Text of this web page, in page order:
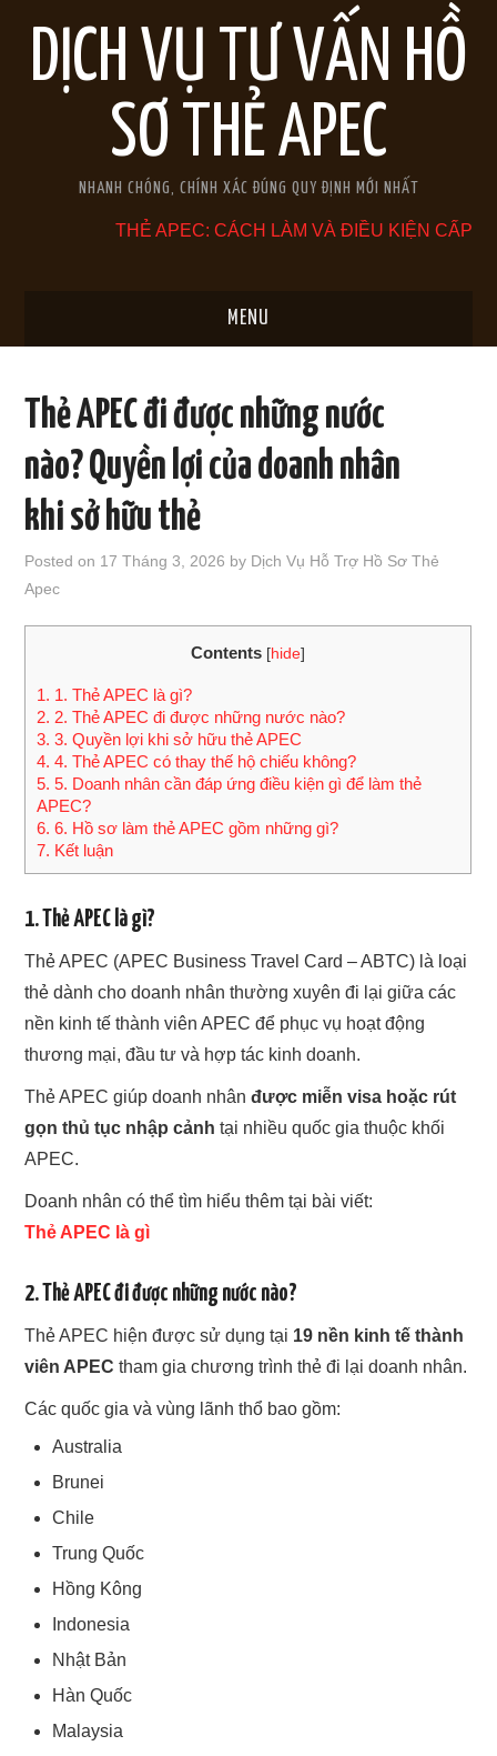
DỊCH VỤ TƯ VẤN HỒ
SƠ THẺ APEC
NHANH CHÓNG, CHÍNH XÁC ĐÚNG QUY ĐỊNH MỚI NHẤT
THẺ APEC: CÁCH LÀM VÀ ĐIỀU KIỆN CẤP
MENU
GIỚI THIỆU
THẺ APEC
KIẾN THỨC THẺ APEC
TƯ VẤN HỘ CHIẾU
LIÊN HỆ
Thẻ APEC đi được những nước
nào? Quyền lợi của doanh nhân
khi sở hữu thẻ
Posted on 17 Tháng 3, 2026 by Dịch Vụ Hỗ Trợ Hồ Sơ Thẻ
Apec
Contents [hide]
1. 1. Thẻ APEC là gì?
2. 2. Thẻ APEC đi được những nước nào?
3. 3. Quyền lợi khi sở hữu thẻ APEC
4. 4. Thẻ APEC có thay thế hộ chiếu không?
5. 5. Doanh nhân cần đáp ứng điều kiện gì để làm thẻ
APEC?
6. 6. Hồ sơ làm thẻ APEC gồm những gì?
7. Kết luận
1. Thẻ APEC là gì?
Thẻ APEC (APEC Business Travel Card – ABTC) là loại
thẻ dành cho doanh nhân thường xuyên đi lại giữa các
nền kinh tế thành viên APEC để phục vụ hoạt động
thương mại, đầu tư và hợp tác kinh doanh.
Thẻ APEC giúp doanh nhânđược miễn visa hoặc rút
gọn thủ tục nhập cảnh tại nhiều quốc gia thuộc khối
APEC.
Doanh nhân có thể tìm hiểu thêm tại bài viết:
Thẻ APEC là gì
2. Thẻ APEC đi được những nước nào?
Thẻ APEC hiện được sử dụng tại 19 nền kinh tế thành
viên APEC tham gia chương trình thẻ đi lại doanh nhân.
Các quốc gia và vùng lãnh thổ bao gồm:
Australia
Brunei
Chile
Trung Quốc
Hồng Kông
Indonesia
Nhật Bản
Hàn Quốc
Malaysia